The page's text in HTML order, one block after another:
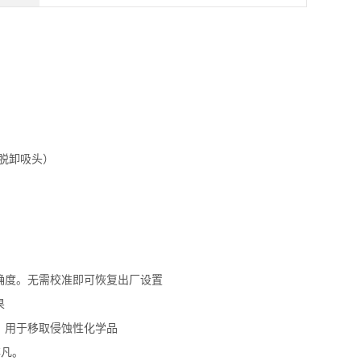
卸吸头）
。无需校准即可恢复出厂设置
于移取侵蚀性化学品
。